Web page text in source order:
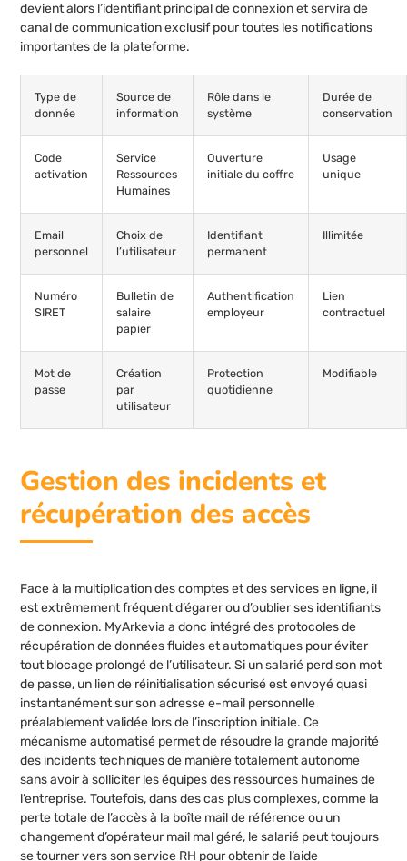
devient alors l’identifiant principal de connexion et servira de
canal de communication exclusif pour toutes les notifications
importantes de la plateforme.
Type de
donnée
Source de
information
Rôle dans le
système
Durée de
conservation
Code
activation
Service
Ressources
Humaines
Ouverture
initiale du coffre
Usage
unique
Email
personnel
Choix de
l’utilisateur
Identifiant
permanent
Illimitée
Numéro
SIRET
Bulletin de
salaire
papier
Authentification
employeur
Lien
contractuel
Mot de
passe
Création
par
utilisateur
Protection
quotidienne
Modifiable
Gestion des incidents et
récupération des accès
Face à la multiplication des comptes et des services en ligne, il
est extrêmement fréquent d’égarer ou d’oublier ses identifiants
de connexion. MyArkevia a donc intégré des protocoles de
récupération de données fluides et automatiques pour éviter
tout blocage prolongé de l’utilisateur. Si un salarié perd son mot
de passe, un lien de réinitialisation sécurisé est envoyé quasi
instantanément sur son adresse e-mail personnelle
préalablement validée lors de l’inscription initiale. Ce
mécanisme automatisé permet de résoudre la grande majorité
des incidents techniques de manière totalement autonome
sans avoir à solliciter les équipes des ressources humaines de
l’entreprise. Toutefois, dans des cas plus complexes, comme la
perte totale de l’accès à la boîte mail de référence ou un
changement d’opérateur mail mal géré, le salarié peut toujours
se tourner vers son service RH pour obtenir de l’aide